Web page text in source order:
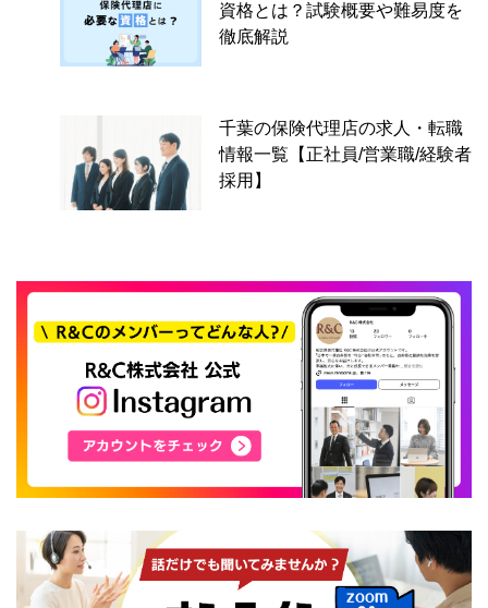
資格とは？試験概要や難易度を
徹底解説
千葉の保険代理店の求人・転職
情報一覧【正社員/営業職/経験者
採用】